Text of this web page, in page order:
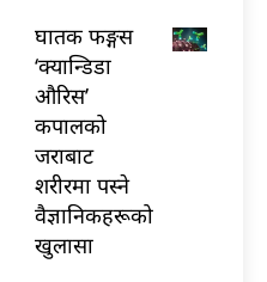
घातक फङ्गस
‘क्यान्डिडा
औरिस’
कपालको
जराबाट
शरीरमा पस्ने
वैज्ञानिकहरूको
खुलासा